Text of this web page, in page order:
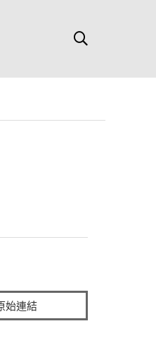
始連結